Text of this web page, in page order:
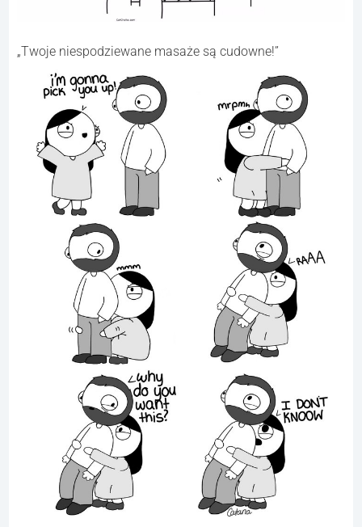
„Twoje niespodziewane masaże są cudowne!”